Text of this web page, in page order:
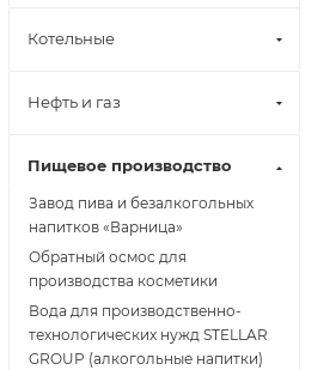
Котельные
Нефть и газ
Пищевое производство
Завод пива и безалкогольных
напитков «Варница»
Обратный осмос для
производства косметики
Вода для производственно-
технологических нужд STELLAR
GROUP (алкогольные напитки)